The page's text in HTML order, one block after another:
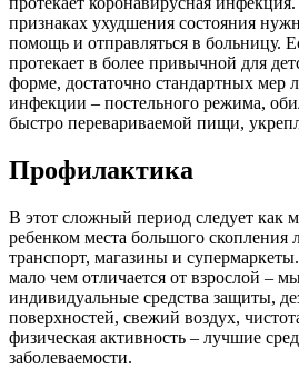
признаках ухудшения состояния
помощь и отправляться в больницу.
протекает в более привычной для
форме, достаточно стандартных мер
инфекции – постельного режима,
быстро перевариваемой пищи,
Профилактика
В этот сложный период следует как
ребенком места большого
транспорт, магазины и
мало чем отличается от взрослой –
индивидуальные средства защиты,
поверхностей, свежий воздух,
физическая активность – лучшие
заболеваемости.